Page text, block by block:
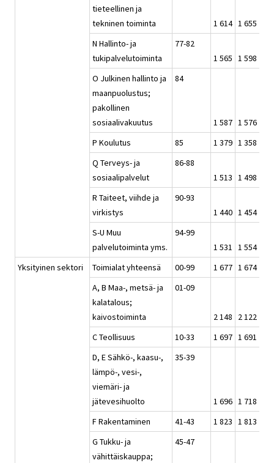
tieteellinen ja
tekninen toiminta
1 614 1 655
N Hallinto- ja
tukipalvelutoiminta
77-82
1 565 1 598
O Julkinen hallinto ja
maanpuolustus;
pakollinen
sosiaalivakuutus
84
1 587 1 576
P Koulutus
85 1 379 1 358
Q Terveys- ja
sosiaalipalvelut
86-88
1 513 1 498
R Taiteet, viihde ja
virkistys
90-93
1 440 1 454
S-U Muu
palvelutoiminta yms.
94-99
1 531 1 554
Yksityinen sektori
Toimialat yhteensä 00-99 1 677 1 674
A, B Maa-, metsä- ja
kalatalous;
kaivostoiminta
01-09
2 148 2 122
C Teollisuus
10-33 1 697 1 691
D, E Sähkö-, kaasu-,
lämpö-, vesi-,
viemäri- ja
jätevesihuolto
35-39
1 696 1 718
F Rakentaminen
41-43 1 823 1 813
G Tukku- ja
vähittäiskauppa;
45-47